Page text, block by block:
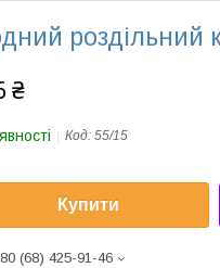
роздільний
₴
Код: 55/15
Купити
(68) 425-91-46